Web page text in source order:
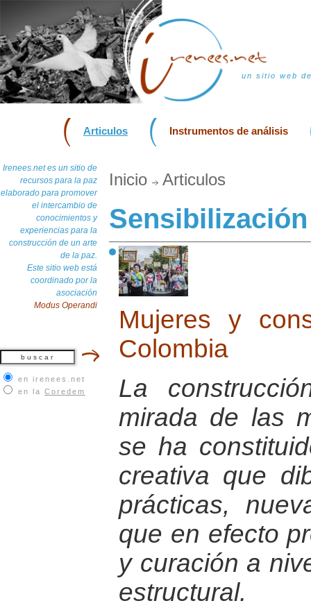
un sitio web
Articulos Instrumentos de análisis
Irenees.net es un sitio de
recursos para la paz
elaborado para promover
el intercambio de
conocimientos y
experiencias para la
construcción de un arte
de la paz.
Este sitio web está
coordinado por la
asociación
Modus Operandi
en irenees.net
en la Coredem
Inicio Articulos
Mujeres y
Colombia
La
mirada de las
se ha
creativa que
prácticas,
que en efecto
y curación a
estructural.